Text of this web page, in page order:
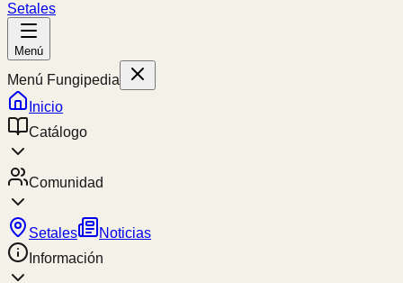
Setales
Menú
Menú Fungipedia
Inicio
Catálogo
Comunidad
Setales
Noticias
Información